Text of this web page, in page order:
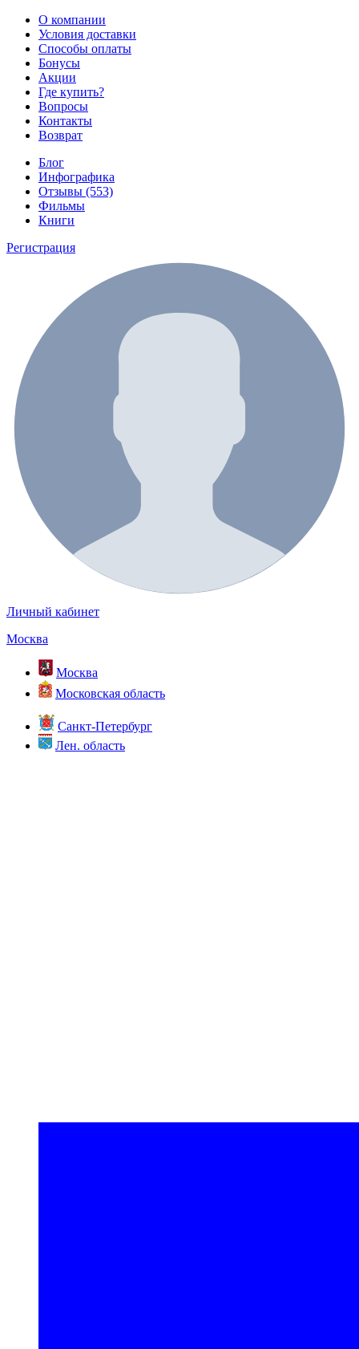
О компании
Условия доставки
Способы оплаты
Бонусы
Акции
Где купить?
Вопросы
Контакты
Возврат
Блог
Инфографика
Отзывы (553)
Фильмы
Книги
Регистрация
Личный кабинет
Москва
Москва
Московская область
Санкт-Петербург
Лен. область